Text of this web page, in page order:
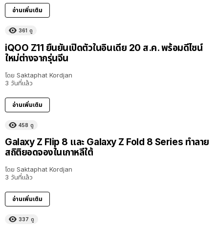
อ่านเพิ่มเติม
361 ดู
iQOO Z11 ยืนยันเปิดตัวในอินเดีย 20 ส.ค. พร้อมดีไซน์
ใหม่ต่างจากรุ่นจีน
โดย Saktaphat Kordjan
3 วันที่แล้ว
อ่านเพิ่มเติม
458 ดู
Galaxy Z Flip 8 และ Galaxy Z Fold 8 Series ทำลาย
สถิติยอดจองในเกาหลีใต้
โดย Saktaphat Kordjan
3 วันที่แล้ว
อ่านเพิ่มเติม
337 ดู